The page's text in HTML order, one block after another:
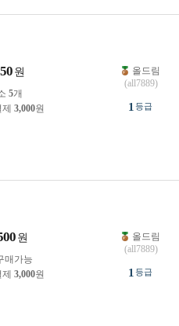
원
5개
3,000원
올드림
(all7889)
1 등급
원
매가능
3,000원
올드림
(all7889)
1 등급